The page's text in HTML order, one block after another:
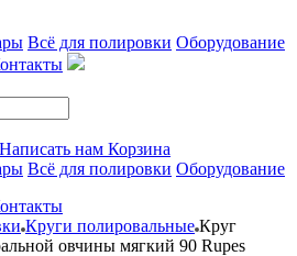
Всё для полировки Оборудование
Написать нам Корзина
Всё для полировки Оборудование
Круги полировальные Круг
овчины мягкий 90 Rupes